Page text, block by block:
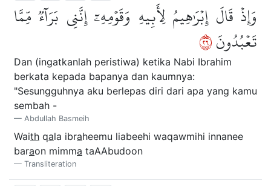
وَإِذۡ قَالَ إِبۡرَٰهِيمُ لِأَبِيهِ وَقَوۡمِهِۦٓ إِنَّنِي بَرَآءٞ مِّمَّا
تَعۡبُدُونَ٦٢
Dan (ingatkanlah peristiwa) ketika Nabi Ibrahim
berkata kepada bapanya dan kaumnya:
"Sesungguhnya aku berlepas diri dari apa yang kamu
sembah -
Abdullah Basmeih
Waith qala ibraheemu liabeehi waqawmihi innanee
baraon mimma taAAbudoon
Transliteration